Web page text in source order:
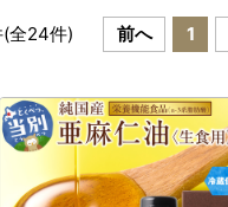
全24件) 前へ 1